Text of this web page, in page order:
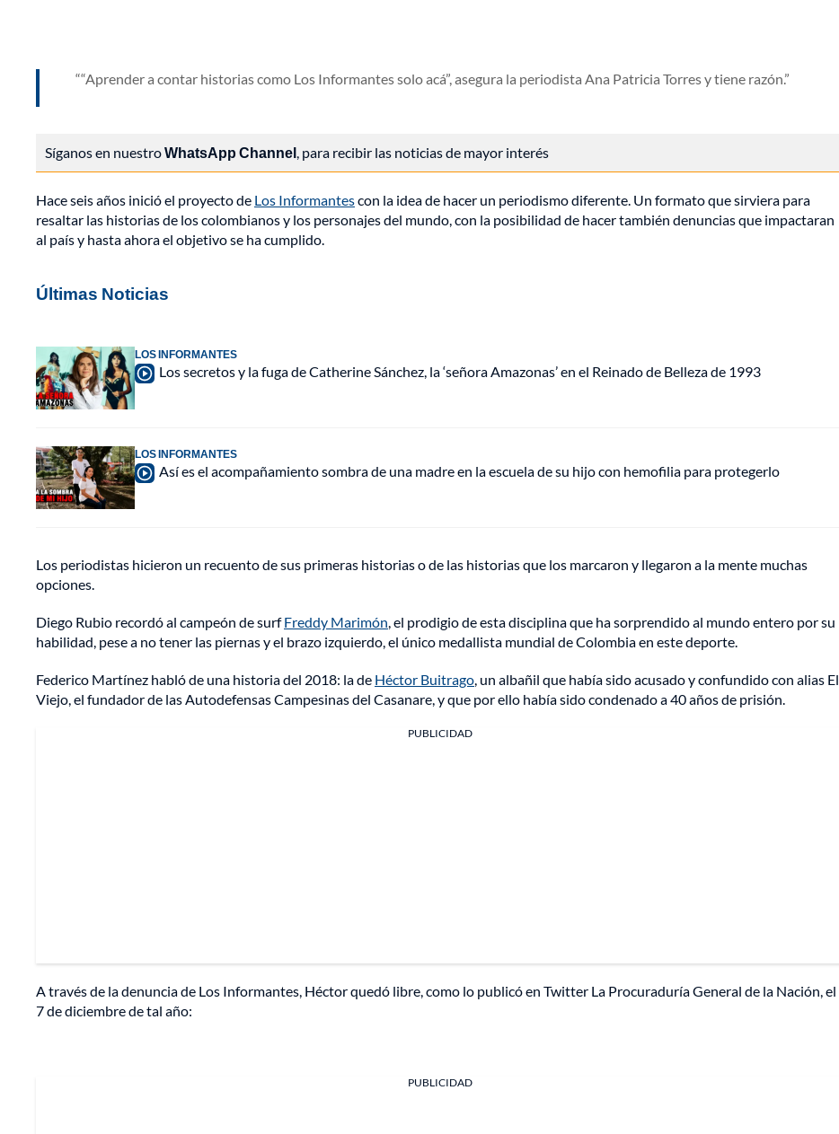
“Aprender a contar historias como Los Informantes solo acá”, asegura la periodista Ana Patricia Torres y tiene razón.
Síganos en nuestroWhatsApp Channel , para recibir las noticias de mayor interés
Hace seis años inició el proyecto de Los Informantescon la idea de hacer un periodismo diferente. Un formato que sirviera para
resaltar las historias de los colombianos y los personajes del mundo, con la posibilidad de hacer también denuncias que impactaran
al país y hasta ahora el objetivo se ha cumplido.
Últimas Noticias
LOS INFORMANTES
Los secretos y la fuga de Catherine Sánchez, la ‘señora Amazonas’ en el Reinado de Belleza de 1993
LOS INFORMANTES
Así es el acompañamiento sombra de una madre en la escuela de su hijo con hemofilia para protegerlo
Los periodistas hicieron un recuento de sus primeras historias o de las historias que los marcaron y llegaron a la mente muchas
opciones.
Diego Rubio recordó al campeón de surfFreddy Marimón , el prodigio de esta disciplina que ha sorprendido al mundo entero por su
habilidad, pese a no tener las piernas y el brazo izquierdo, el único medallista mundial de Colombia en este deporte.
Federico Martínez habló de una historia del 2018: la de Héctor Buitrago , un albañil que había sido acusado y confundido con alias El
Viejo, el fundador de las Autodefensas Campesinas del Casanare, y que por ello había sido condenado a 40 años de prisión.
PUBLICIDAD
A través de la denuncia de Los Informantes, Héctor quedó libre, como lo publicó en Twitter La Procuraduría General de la Nación, el
7 de diciembre de tal año:
PUBLICIDAD